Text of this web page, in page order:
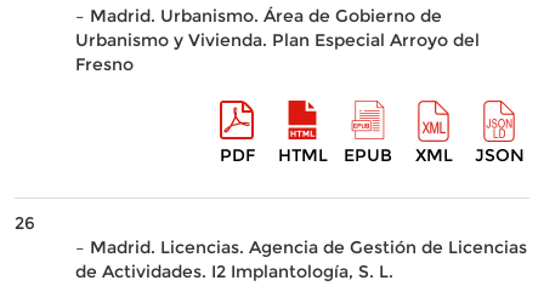
– Madrid. Urbanismo. Área de Gobierno de
Urbanismo y Vivienda. Plan Especial Arroyo del
Fresno
PDF HTML EPUB XML JSON
26
– Madrid. Licencias. Agencia de Gestión de Licencias
de Actividades. I2 Implantología, S. L.